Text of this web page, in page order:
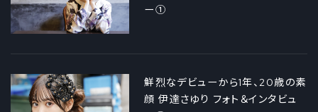
ー①
鮮烈なデビューから1年、20歳の素
顔 伊達さゆり フォト＆インタビュ